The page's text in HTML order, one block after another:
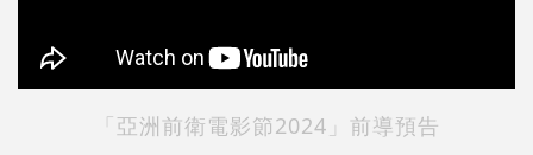
「亞洲前衛電影節2024」前導預告